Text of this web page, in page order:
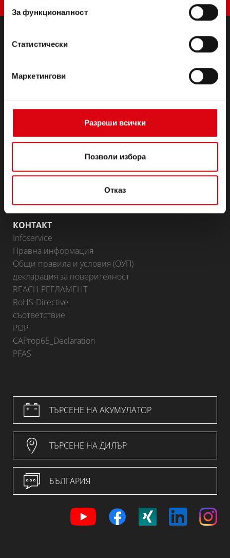
За функционалност
Статистически
Маркетингови
Разреши всички
Позволи избора
Отказ
Аксесоари за леки автомобили и търговски
Области на приложение
BATTERY KNOWLEDGE
ПАРТНЬОРСКИ ПОРТАЛ
Стани партньор
КОНТАКТ
Infoservice
Правна информация
Общи правила и условия (ОУП)
декларация за поверителност
REACH РЕГЛАМЕНТ
RoHS-Directive
съответствие
POP
CAProp65_Declaration
PFAS
ТЪРСЕНЕ НА АКУМУЛАТОР
ТЪРСЕНЕ НА ДИЛЪР
БЪЛГАРИЯ